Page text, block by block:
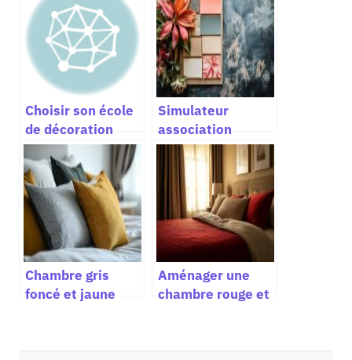
Choisir son école
de décoration
d’intérieur pour
réussir dans
l’aménagement et
le design d’espace
Simulateur
association
couleur Libéron
pour réussir
l’harmonie de tes
murs et teintes en
décoration
intérieure
Chambre gris
foncé et jaune
une décoration
Aménager une
chambre rouge et
chaleureuse et un